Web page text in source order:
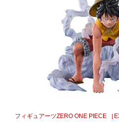
フィギュアーツZERO ONE PIECE ［